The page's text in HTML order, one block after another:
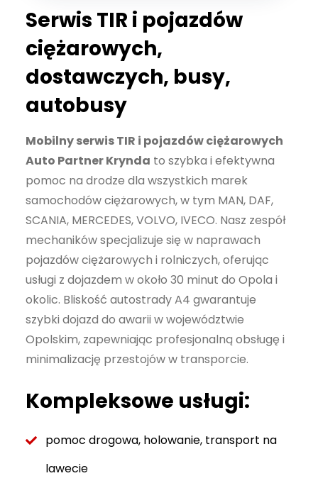
Serwis TIR i pojazdów
ciężarowych,
dostawczych, busy,
autobusy
Mobilny serwis TIR i pojazdów ciężarowych
Auto Partner Krynda to szybka i efektywna
pomoc na drodze dla wszystkich marek
samochodów ciężarowych, w tym MAN, DAF,
SCANIA, MERCEDES, VOLVO, IVECO. Nasz zespół
mechaników specjalizuje się w naprawach
pojazdów ciężarowych i rolniczych, oferując
usługi z dojazdem w około 30 minut do Opola i
okolic. Bliskość autostrady A4 gwarantuje
szybki dojazd do awarii w województwie
Opolskim, zapewniając profesjonalną obsługę i
minimalizację przestojów w transporcie.
Kompleksowe usługi:
pomoc drogowa, holowanie, transport na
lawecie